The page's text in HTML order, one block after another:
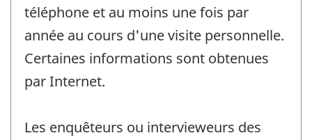
téléphone et au moins une fois par
année au cours d'une visite personnelle.
Certaines informations sont obtenues
par Internet.
Les enquêteurs ou intervieweurs des